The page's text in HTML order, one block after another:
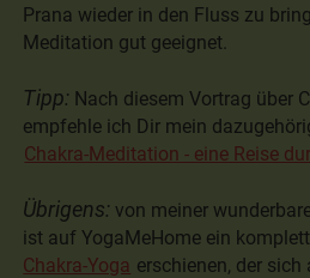
Prana wieder in den Fluss zu
Meditation gut geeignet.
Tipp: Nach diesem Vortrag über
empfehle ich Dir mein
Chakra-Meditation - eine Reise
Übrigens: von meiner
ist auf YogaMeHome ein
Chakra-Yoga erschienen, der